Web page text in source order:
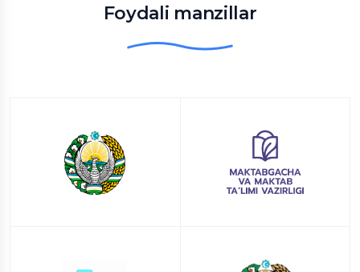
Foydali manzillar